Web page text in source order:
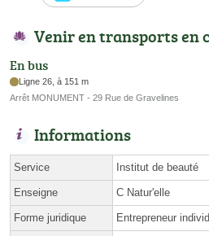
Venir en transports en
En bus
Ligne 26, à 151 m
Arrêt MONUMENT - 29 Rue de Gravelines
Informations
Service Institut de beauté
Enseigne C Natur'elle
Forme juridique Entrepreneur